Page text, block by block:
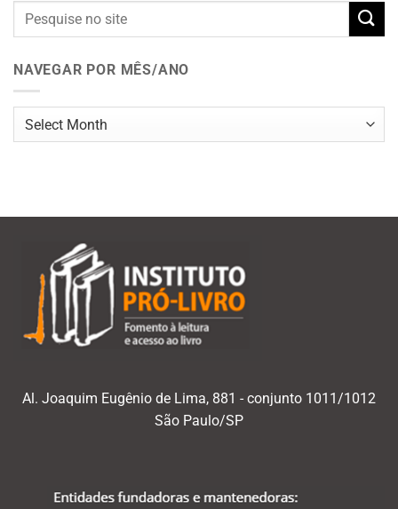
NAVEGAR POR MÊS/ANO
Navegar
Al. Joaquim Eugênio de Lima, 881 - conjunto 1011/1012
São Paulo/SP